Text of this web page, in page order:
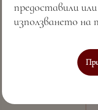
Съвършено
предоставили
използването на